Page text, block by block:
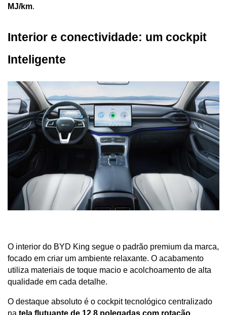
MJ/km.
Interior e conectividade: um cockpit
Inteligente
O interior do BYD King segue o padrão premium da marca,
focado em criar um ambiente relaxante. O acabamento
utiliza materiais de toque macio e acolchoamento de alta
qualidade em cada detalhe.
O destaque absoluto é o cockpit tecnológico centralizado
na tela flutuante de 12,8 polegadas com rotação